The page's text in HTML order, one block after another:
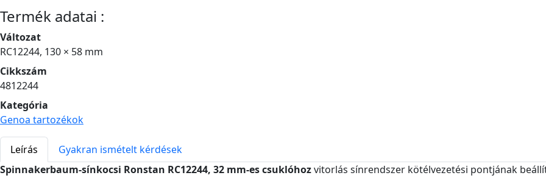
Termék adatai :
Változat
RC12244, 130 × 58 mm
Cikkszám
4812244
Kategória
Genoa tartozékok
Leírás
Gyakran ismételt kérdések
Spinnakerbaum-sínkocsi Ronstan RC12244, 32 mm-es csuklóhozvitorlás sínrendszer kötélvezetési pontjának